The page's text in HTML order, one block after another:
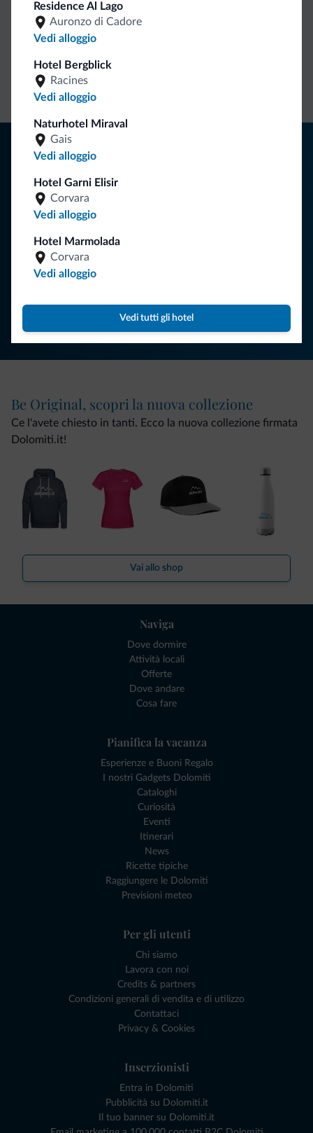
Residence Al Lago
Auronzo di Cadore
Vedi alloggio
Hotel Bergblick
Racines
Vedi alloggio
Naturhotel Miraval
Gais
Vedi alloggio
Hotel Garni Elisir
Corvara
Vedi alloggio
Hotel Marmolada
Corvara
Vedi alloggio
Vedi tutti gli hotel
Vantaggi esclusivi Dolomiti.it
Contatto
diretto
ISCRIVITI ALLA NEWSLETTER
Be Original, scopri la nuova collezione
Ce l'avete chiesto in tanti. Ecco la nuova collezione firmata
Dolomiti.it!
Vai allo shop
Naviga
Dove dormire
Attività locali
Offerte
Dove andare
Cosa fare
Pianifica la vacanza
Esperienze e Buoni Regalo
I nostri Gadgets Dolomiti
Cataloghi
Curiosità
Eventi
Itinerari
News
Ricette tipiche
Raggiungere le Dolomiti
Previsioni meteo
Per gli utenti
Chi siamo
Lavora con noi
Credits & partners
Condizioni generali di vendita e di utilizzo
Contattaci
Privacy & Cookies
Inserzionisti
Entra in Dolomiti
Pubblicità su Dolomiti.it
Il tuo banner su Dolomiti.it